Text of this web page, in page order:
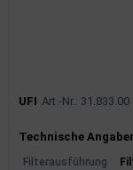
UFI Art.-Nr.: 31.833.00
Technische
Filterausführung